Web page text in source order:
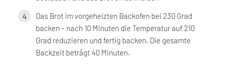
Das Brot im vorgeheizten Backofen bei 230 Grad
backen – nach 10 Minuten die Temperatur auf 210
Grad reduzieren und fertig backen. Die gesamte
Backzeit beträgt 40 Minuten.